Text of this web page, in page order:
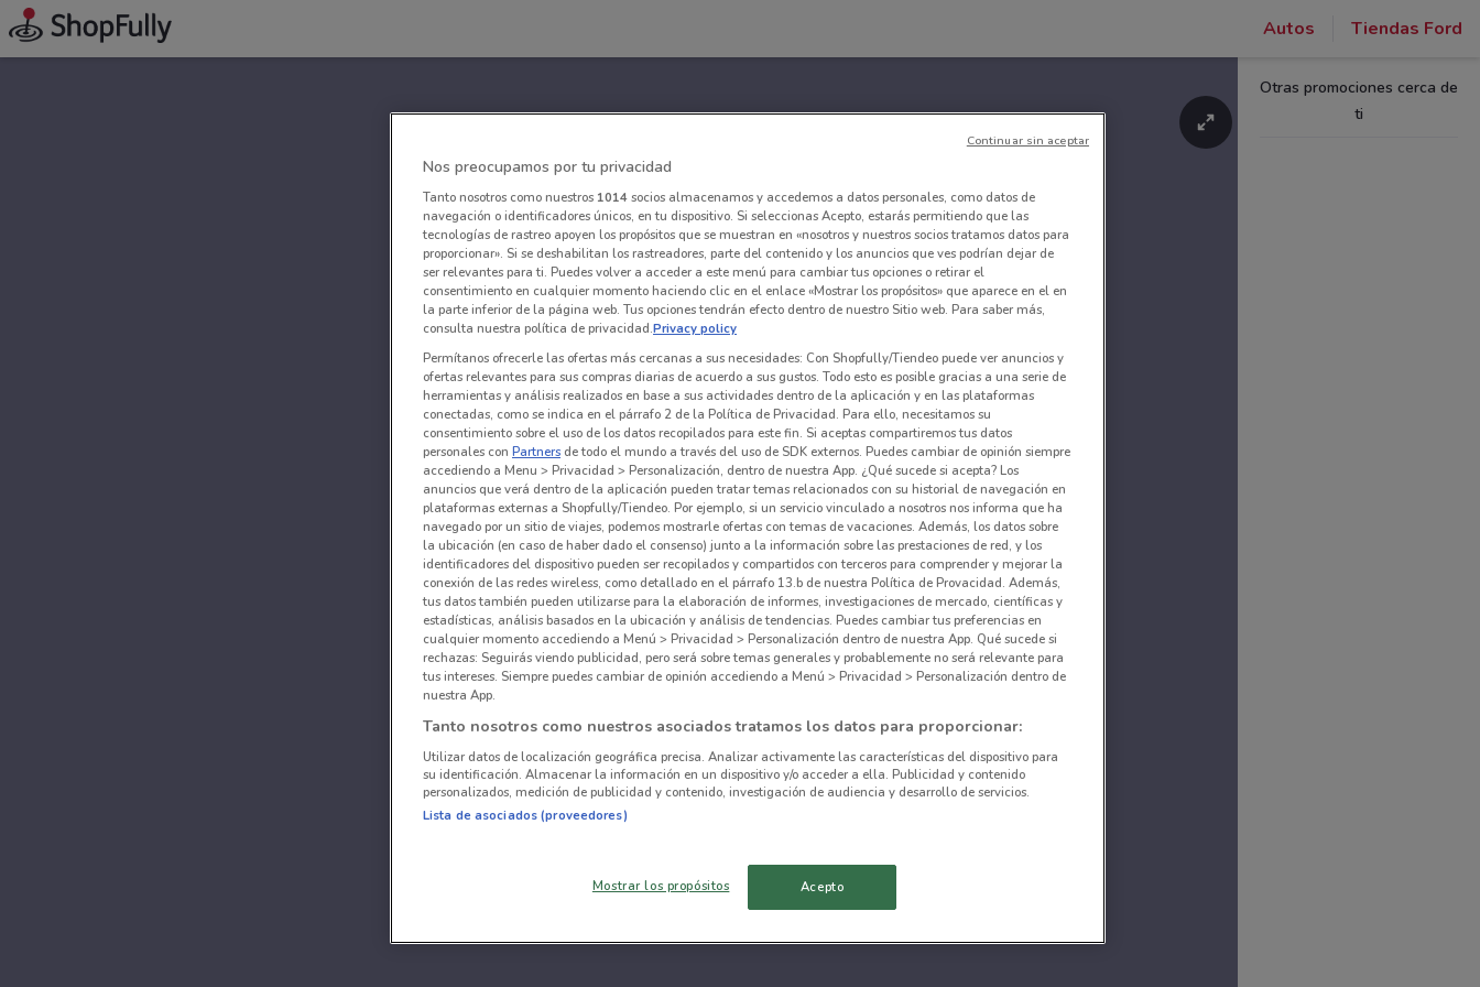
Autos Tiendas Ford
Otras promociones cerca de
ti
Nos preocupamos por tu privacidad
Tanto nosotros como nuestros 1014socios almacenamos y accedemos a datos personales, como datos de
navegación o identificadores únicos, en tu dispositivo. Si seleccionas Acepto, estarás permitiendo que las
tecnologías de rastreo apoyen los propósitos que se muestran en «nosotros y nuestros socios tratamos datos para
proporcionar». Si se deshabilitan los rastreadores, parte del contenido y los anuncios que ves podrían dejar de
ser relevantes para ti. Puedes volver a acceder a este menú para cambiar tus opciones o retirar el
consentimiento en cualquier momento haciendo clic en el enlace «Mostrar los propósitos» que aparece en el en
la parte inferior de la página web. Tus opciones tendrán efecto dentro de nuestro Sitio web. Para saber más,
consulta nuestra política de privacidad.Privacy policy
Permítanos ofrecerle las ofertas más cercanas a sus necesidades: Con Shopfully/Tiendeo puede ver anuncios y
ofertas relevantes para sus compras diarias de acuerdo a sus gustos. Todo esto es posible gracias a una serie de
herramientas y análisis realizados en base a sus actividades dentro de la aplicación y en las plataformas
conectadas, como se indica en el párrafo 2 de la Política de Privacidad. Para ello, necesitamos su
consentimiento sobre el uso de los datos recopilados para este fin. Si aceptas compartiremos tus datos
personales con Partners de todo el mundo a través del uso de SDK externos. Puedes cambiar de opinión siempre
accediendo a Menu > Privacidad > Personalización, dentro de nuestra App. ¿Qué sucede si acepta? Los
anuncios que verá dentro de la aplicación pueden tratar temas relacionados con su historial de navegación en
plataformas externas a Shopfully/Tiendeo. Por ejemplo, si un servicio vinculado a nosotros nos informa que ha
navegado por un sitio de viajes, podemos mostrarle ofertas con temas de vacaciones. Además, los datos sobre
la ubicación (en caso de haber dado el consenso) junto a la información sobre las prestaciones de red, y los
identificadores del dispositivo pueden ser recopilados y compartidos con terceros para comprender y mejorar la
conexión de las redes wireless, como detallado en el párrafo 13.b de nuestra Política de Provacidad. Además,
tus datos también pueden utilizarse para la elaboración de informes, investigaciones de mercado, científicas y
estadísticas, análisis basados en la ubicación y análisis de tendencias. Puedes cambiar tus preferencias en
cualquier momento accediendo a Menú > Privacidad > Personalización dentro de nuestra App. Qué sucede si
rechazas: Seguirás viendo publicidad, pero será sobre temas generales y probablemente no será relevante para
tus intereses. Siempre puedes cambiar de opinión accediendo a Menú > Privacidad > Personalización dentro de
nuestra App.
Tanto nosotros como nuestros asociados tratamos los datos para proporcionar:
Utilizar datos de localización geográfica precisa. Analizar activamente las características del dispositivo para
su identificación. Almacenar la información en un dispositivo y/o acceder a ella. Publicidad y contenido
personalizados, medición de publicidad y contenido, investigación de audiencia y desarrollo de servicios.
Lista de asociados (proveedores)
Mostrar los propósitos Acepto
Continuar sin aceptar